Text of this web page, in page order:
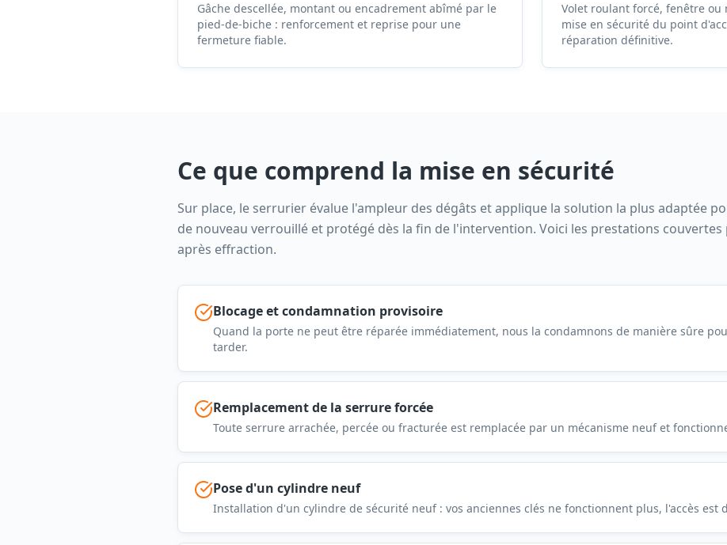
Gâche descellée, montant ou encadrement abîmé par le
pied-de-biche : renforcement et reprise pour une
fermeture fiable.
Volet roulant forcé, fenêtre ou
mise en sécurité du point
réparation définitive.
Ce que comprend la mise en sécurité
Sur place, le serrurier évalue l'ampleur des dégâts et applique la solution la plus adaptée
de nouveau verrouillé et protégé dès la fin de l'intervention. Voici les prestations
après effraction.
Blocage et condamnation provisoire
Quand la porte ne peut être réparée immédiatement, nous la condamnons de manière sûre
tarder.
Remplacement de la serrure forcée
Toute serrure arrachée, percée ou fracturée est remplacée par un mécanisme neuf et
Pose d'un cylindre neuf
Installation d'un cylindre de sécurité neuf : vos anciennes clés ne fonctionnent plus, l'accès est